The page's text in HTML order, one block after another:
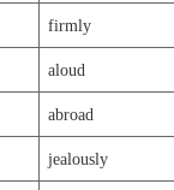
firmly
aloud
abroad
jealously